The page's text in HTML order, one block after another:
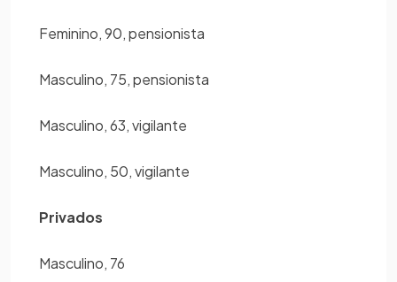
Feminino, 90, pensionista
Masculino, 75, pensionista
Masculino, 63, vigilante
Masculino, 50, vigilante
Privados
Masculino, 76